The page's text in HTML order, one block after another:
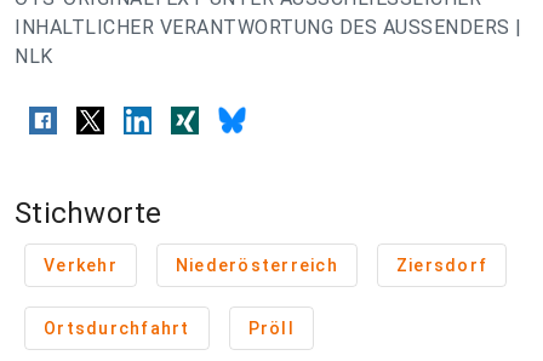
INHALTLICHER VERANTWORTUNG DES AUSSENDERS |
NLK
Stichworte
Verkehr Niederösterreich Ziersdorf
Ortsdurchfahrt Pröll